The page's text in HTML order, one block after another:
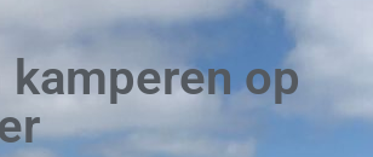
kamperen op